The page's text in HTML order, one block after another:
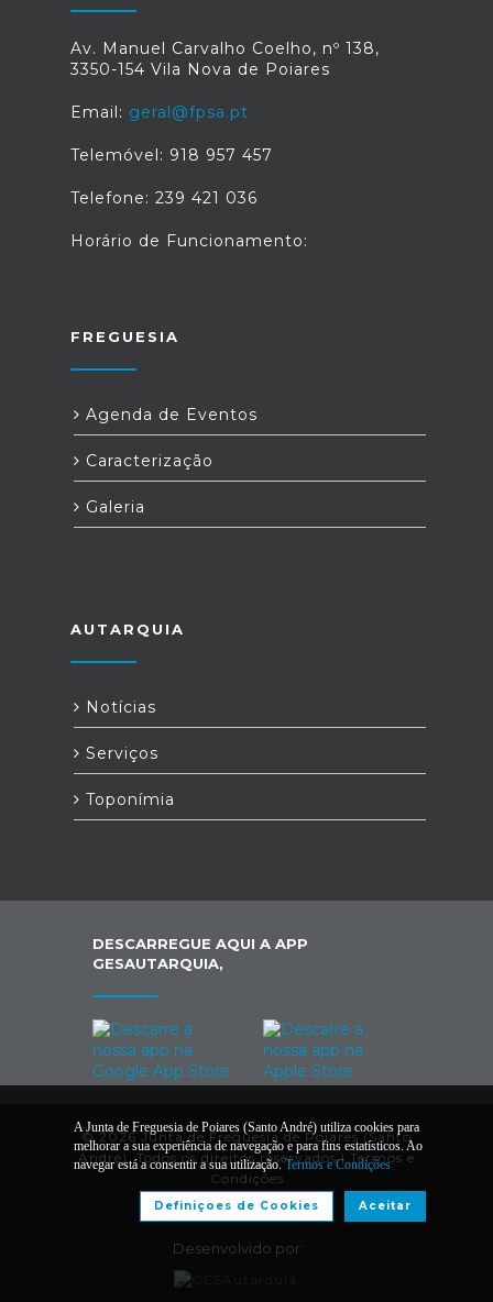
Av. Manuel Carvalho Coelho, nº 138,
3350-154 Vila Nova de Poiares
Email: geral@fpsa.pt
Telemóvel: 918 957 457
Telefone: 239 421 036
Horário de Funcionamento:
FREGUESIA
Agenda de Eventos
Caracterização
Galeria
AUTARQUIA
Notícias
Serviços
Toponímia
DESCARREGUE AQUI A APP
GESAUTARQUIA,
© 2026 Junta de Freguesia de Poiares (Santo
André). Todos os direitos reservados | Termos e
Condições
Desenvolvido por:
A Junta de Freguesia de Poiares (Santo André) utiliza cookies para
melhorar a sua experiência de navegação e para fins estatísticos. Ao
navegar está a consentir a sua utilização.Termos e Condições
Aceitar
Definiçoes de Cookies